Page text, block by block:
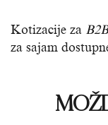
Kotizacije za
za sajam